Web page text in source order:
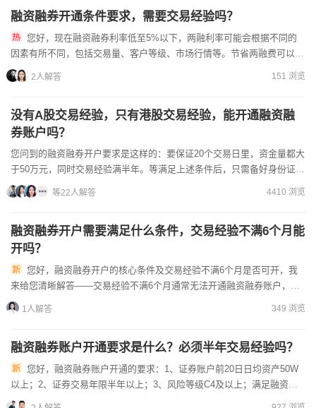
融资融券开通条件要求，需要交易经验吗？
因素有所不同，包括交易量、客户等级、市场行情等。节省两融费可以对
比不同证券公司。找客户经理申请可以降低两融费的。满足两融开通...
2人解答 151 浏览
没有A股交易经验，只有港股交易经验，能开通融资融
券账户吗？
您问到的融资融券开户要求是这样的：要保证20个交易日里，资金量都大
于50万元，同时交易经验满半年。等满足上述条件后，只需备好身份证和
银行卡，就能线上申请开户。当你向证券公司借钱炒股，这...
等22人解答 4410 浏览
融资融券开户需要满足什么条件，交易经验不满6个月能
开吗？
来给您清晰解答——交易经验不满6个月通常无法开通融资融券账户，同
时还需满足其他几项硬性要求。首先得提醒您，融资融券是带杠杆的...
1人解答 349 浏览
融资融券账户开通要求是什么？必须半年交易经验吗？
以上；2、证券交易年限半年以上；3、风险等级C4及以上；满足融资融
券开通的条件即可申请开通使用。国金证券开户享融资融券优...